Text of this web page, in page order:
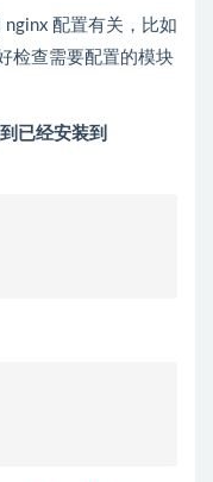
配置有关，比如
检查需要配置的模块
已经安装到